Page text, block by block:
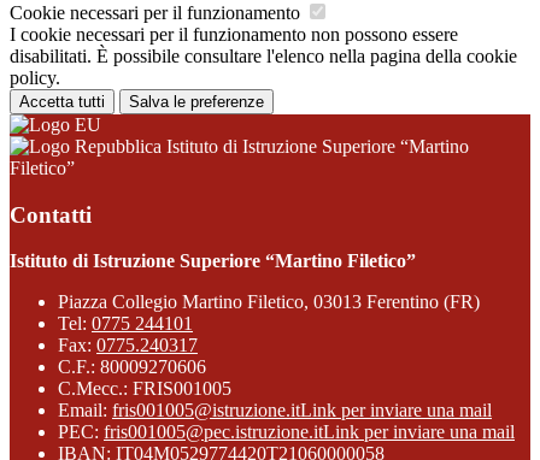
Cookie necessari per il funzionamento
I cookie necessari per il funzionamento non possono essere
disabilitati. È possibile consultare l'elenco nella pagina della cookie
policy.
Accetta tutti Salva le preferenze
Istituto di Istruzione Superiore “Martino
Filetico”
Contatti
Istituto di Istruzione Superiore “Martino Filetico”
Piazza Collegio Martino Filetico, 03013 Ferentino (FR)
Tel: 0775 244101
Fax: 0775.240317
C.F.: 80009270606
C.Mecc.: FRIS001005
Email: fris001005@istruzione.itLink per inviare una mail
PEC: fris001005@pec.istruzione.itLink per inviare una mail
IBAN: IT04M0529774420T21060000058